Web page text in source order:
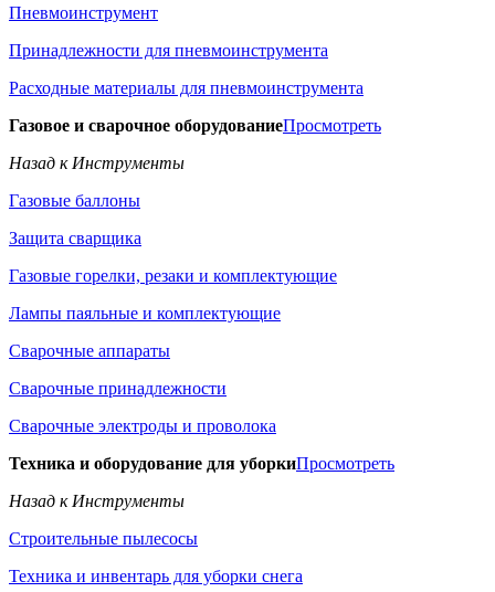
Пневмоинструмент
Принадлежности для пневмоинструмента
Расходные материалы для пневмоинструмента
Газовое и сварочное оборудованиеПросмотреть
Назад к Инструменты
Газовые баллоны
Защита сварщика
Газовые горелки, резаки и комплектующие
Лампы паяльные и комплектующие
Сварочные аппараты
Сварочные принадлежности
Сварочные электроды и проволока
Техника и оборудование для уборкиПросмотреть
Назад к Инструменты
Строительные пылесосы
Техника и инвентарь для уборки снега